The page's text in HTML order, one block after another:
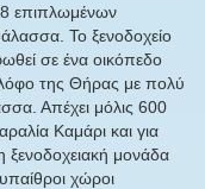
επιπλωμένων
Το ξενοδοχείο
σε ένα οικόπεδο
της Θήρας με πολύ
Απέχει μόλις 600
Καμάρι και για
ξενοδοχειακή μονάδα
χώροι